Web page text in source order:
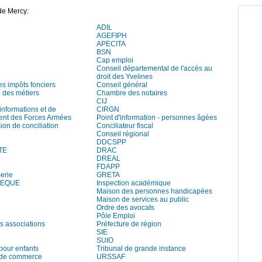
Mercy:
ADIL
AGEFIPH
APECITA
BSN
Cap emploi
Conseil départemental de l'accès au
droit des Yvelines
impôts fonciers
Conseil général
des métiers
Chambre des notaires
CIJ
et de
des Forces Armées
CIRGN
Point d'information - personnes âgées
de conciliation
Conciliateur fiscal
Conseil régional
DDCSPP
DRAC
DREAL
FDAPP
GRETA
Inspection académique
Maison des personnes handicapées
Maison de services au public
Ordre des avocats
Pôle Emploi
associations
Préfecture de région
SIE
SUIO
enfants
Tribunal de grande instance
commerce
URSSAF